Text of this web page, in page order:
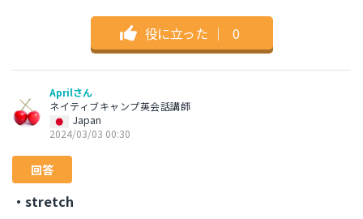
役に立った ｜ 0
Aprilさん
ネイティブキャンプ英会話講師
Japan
2024/03/03 00:30
回答
・stretch